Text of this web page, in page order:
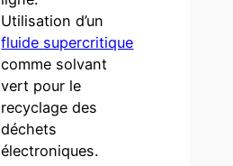
Utilisation d’un
fluide supercritique
comme solvant
vert pour le
recyclage des
déchets
électroniques.